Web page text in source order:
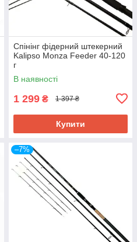
Спінінг фідерний штекерний
Kalipso Monza Feeder 40-120
г
В наявності
1 299 ₴ 1 397 ₴
Купити
–7%